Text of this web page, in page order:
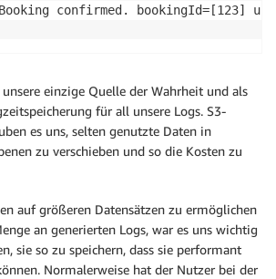
confirmed. bookingId=[123]
einzige Quelle der Wahrheit und als
für all unsere Logs. S3-
es uns, selten genutzte Daten in
zu verschieben und so die Kosten zu
auf größeren Datensätzen zu ermöglichen
an generierten Logs, war es uns wichtig
sie so zu speichern, dass sie performant
Normalerweise hat der Nutzer bei der